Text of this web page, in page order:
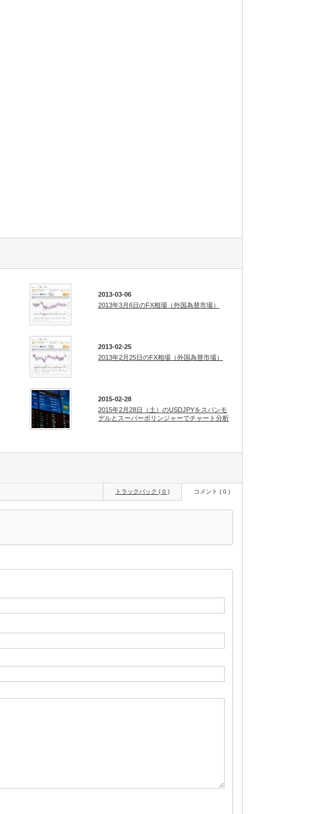
2013-03-06
2013年3月6日のFX相場（外国為替市場）
2013-02-25
2013年2月25日のFX相場（外国為替市場）
2015-02-28
2015年2月28日（土）のUSDJPYをスパンモ
デルとスーパーボリンジャーでチャート分析
トラックバック ( 0 ) コメント ( 0 )